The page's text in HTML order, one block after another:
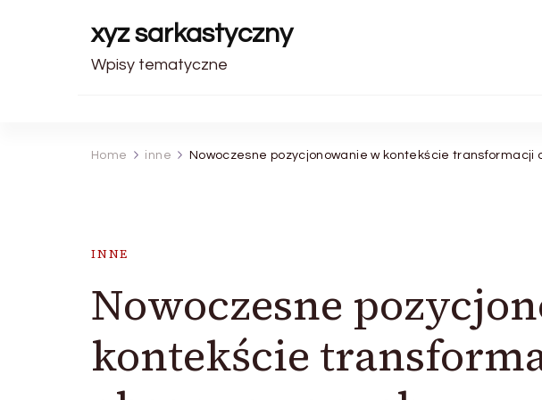
xyz sarkastyczny
Wpisy tematyczne
Home inne Nowoczesne pozycjonowanie w kontekście transformacji
INNE
Nowoczesne
kontekście